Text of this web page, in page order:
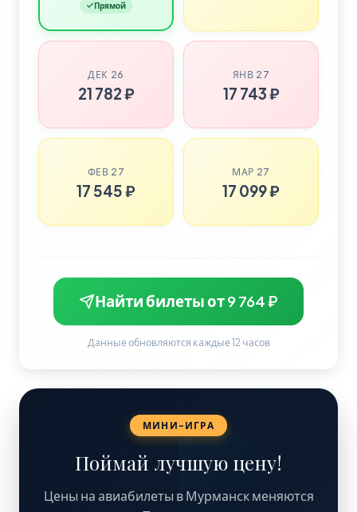
Прямой
ДЕК 26
21 782 ₽
ЯНВ 27
17 743 ₽
ФЕВ 27
17 545 ₽
МАР 27
17 099 ₽
Найти билеты от 9 764 ₽
Данные обновляются каждые 12 часов
МИНИ-ИГРА
Поймай лучшую цену!
Цены на авиабилеты в Мурманск меняются